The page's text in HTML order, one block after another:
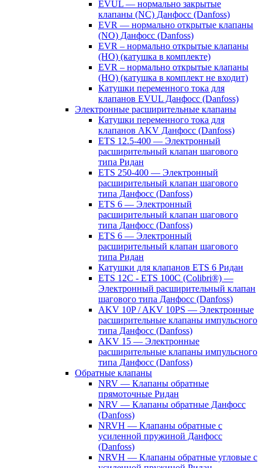
EVUL — нормально закрытые
клапаны (NC) Данфосс (Danfoss)
EVR — нормально открытые клапаны
(NO) Данфосс (Danfoss)
EVR – нормально открытые клапаны
(НО) (катушка в комплекте)
EVR – нормально открытые клапаны
(НО) (катушка в комплект не входит)
Катушки переменного тока для
клапанов EVUL Данфосс (Danfoss)
Электронные расширительные клапаны
Катушки переменного тока для
клапанов AKV Данфосс (Danfoss)
ETS 12.5-400 — Электронный
расширительный клапан шагового
типа Ридан
ETS 250-400 — Электронный
расширительный клапан шагового
типа Данфосс (Danfoss)
ETS 6 — Электронный
расширительный клапан шагового
типа Данфосс (Danfoss)
ETS 6 — Электронный
расширительный клапан шагового
типа Ридан
Катушки для клапанов ETS 6 Ридан
ETS 12C - ETS 100C (Colibri®) —
Электронный расширительный клапан
шагового типа Данфосс (Danfoss)
AKV 10P / AKV 10PS — Электронные
расширительные клапаны импульсного
типа Данфосс (Danfoss)
AKV 15 — Электронные
расширительные клапаны импульсного
типа Данфосс (Danfoss)
Обратные клапаны
NRV — Клапаны обратные
прямоточные Ридан
NRV — Клапаны обратные Данфосс
(Danfoss)
NRVH — Клапаны обратные с
усиленной пружиной Данфосс
(Danfoss)
NRVH — Клапаны обратные угловые с